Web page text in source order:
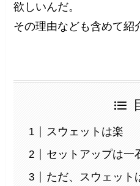
欲しいんだ。
その理由なども含めて紹
スウェットは楽
セットアップは一
ただ、スウェット